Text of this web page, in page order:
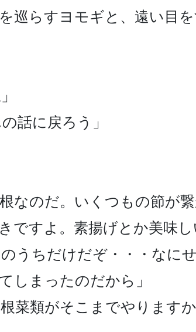
巡らすヨモギと、遠い目
話に戻ろう」
なのだ。いくつもの節が
ですよ。素揚げとか美味し
うちだけだぞ・・・なに
しまったのだから」
菜類がそこまでやりますか